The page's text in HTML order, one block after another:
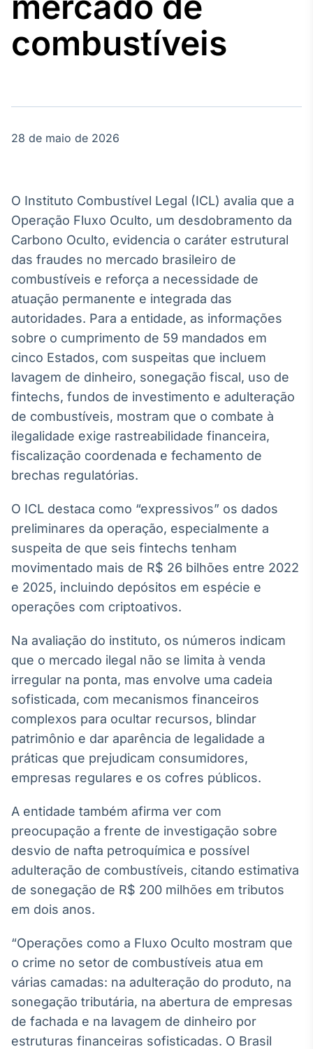
Agro
Tudo sobre o
agronegócio
Broadcast
Broadcast
Energia
O setor de
energia elétrica
Broadcast
White Label
Plataforma para
conteúdos
personalizados
Soluções de Dados
e Conteúdos
Broadcast
OTC
Plataforma para
Broadcast
Datafeed
APIs para
conteúdos e
dados
Broadcast
Ticker
headlines de
notícias
Broadcast
Widgets
Componentes
para conteúdos e
Broadcast
Wallboard
dados para
Broadcast
Curadoria
Curadoria de
conteúdos
Soluções de
Tecnologia
combustíveis
28 de maio de 2026
O Instituto Combustível Legal (ICL) avalia que a
Operação Fluxo Oculto, um desdobramento da
Carbono Oculto, evidencia o caráter estrutural
das fraudes no mercado brasileiro de
combustíveis e reforça a necessidade de
atuação permanente e integrada das
autoridades. Para a entidade, as informações
sobre o cumprimento de 59 mandados em
cinco Estados, com suspeitas que incluem
lavagem de dinheiro, sonegação fiscal, uso de
fintechs, fundos de investimento e adulteração
de combustíveis, mostram que o combate à
ilegalidade exige rastreabilidade financeira,
fiscalização coordenada e fechamento de
brechas regulatórias.
O ICL destaca como “expressivos” os dados
preliminares da operação, especialmente a
suspeita de que seis fintechs tenham
movimentado mais de R$ 26 bilhões entre 2022
e 2025, incluindo depósitos em espécie e
operações com criptoativos.
Na avaliação do instituto, os números indicam
que o mercado ilegal não se limita à venda
irregular na ponta, mas envolve uma cadeia
sofisticada, com mecanismos financeiros
complexos para ocultar recursos, blindar
patrimônio e dar aparência de legalidade a
práticas que prejudicam consumidores,
empresas regulares e os cofres públicos.
A entidade também afirma ver com
preocupação a frente de investigação sobre
desvio de nafta petroquímica e possível
adulteração de combustíveis, citando estimativa
de sonegação de R$ 200 milhões em tributos
em dois anos.
“Operações como a Fluxo Oculto mostram que
o crime no setor de combustíveis atua em
várias camadas: na adulteração do produto, na
sonegação tributária, na abertura de empresas
de fachada e na lavagem de dinheiro por
estruturas financeiras sofisticadas. O Brasil